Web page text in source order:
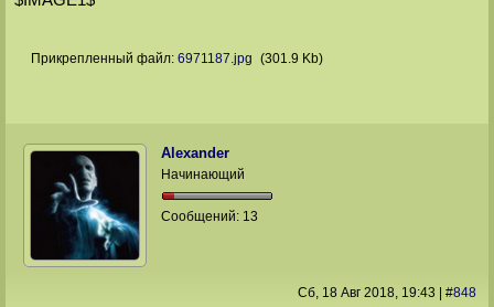
Прикрепленный файл: 6971187.jpg (301.9 Kb)
Alexander
Начинающий
Сообщений: 13
Сб, 18 Авг 2018, 19:43 #848